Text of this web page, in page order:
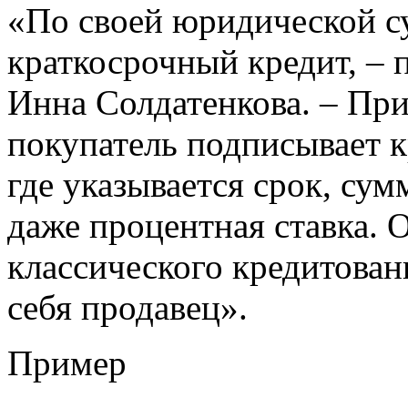
«По своей юридической
краткосрочный кредит, –
Инна Солдатенкова. –
покупатель подписывает
где указывается срок,
даже процентная ставка.
классического
себя продавец».
Пример